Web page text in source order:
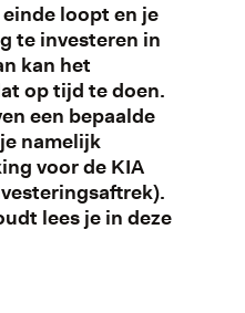
loopt en je
te investeren in
kan het
op tijd te doen.
een bepaalde
namelijk
voor de KIA
lees je in deze